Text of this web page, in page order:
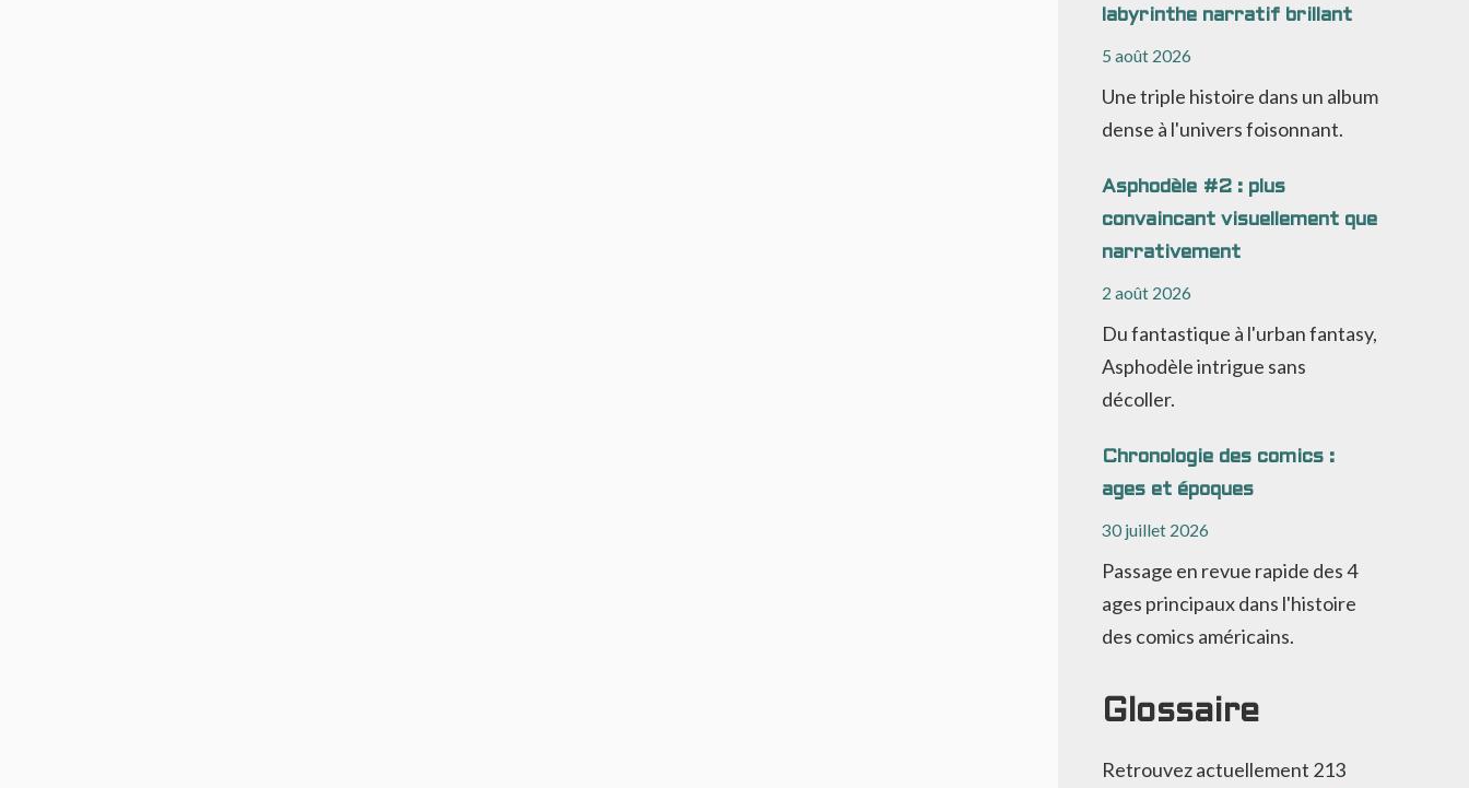
labyrinthe narratif brillant
5 août 2026
Une triple histoire dans un album
dense à l'univers foisonnant.
Asphodèle #2 : plus
convaincant visuellement que
narrativement
2 août 2026
Du fantastique à l'urban fantasy,
Asphodèle intrigue sans
décoller.
Chronologie des comics :
ages et époques
30 juillet 2026
Passage en revue rapide des 4
ages principaux dans l'histoire
des comics américains.
Glossaire
Retrouvez actuellement 213